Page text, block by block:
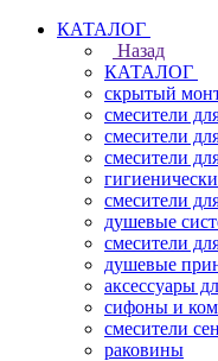
КАТАЛОГ
Назад
КАТАЛОГ
скрытый
смесители
смесители
смесители
смесители
душевые
смесители
душевые
аксессуары
сифоны и
смесители
раковины